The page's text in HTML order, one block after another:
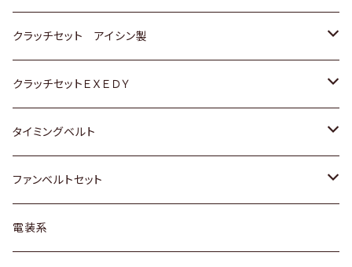
スバル
スバル
ダイハツ
マツダ
三菱
スバル
日野
ＷＡＧＥＮ
アストロ（シボレー）
クライスラー
ＶＯＬＶＯ
スズキ
日産
ダイハツ
マツダ
三菱
ダイハツ
日産
ホンダ
マツダ
トヨタ
クラッチセット アイシン製
ホンダ
スズキ
ダイハツ
マツダ
クラッチセットＥＸＥＤＹ
ホンダ
スズキ
日産
タイミングベルト
トヨタ
スズキ
ファンベルトセット
トヨタ
電装系